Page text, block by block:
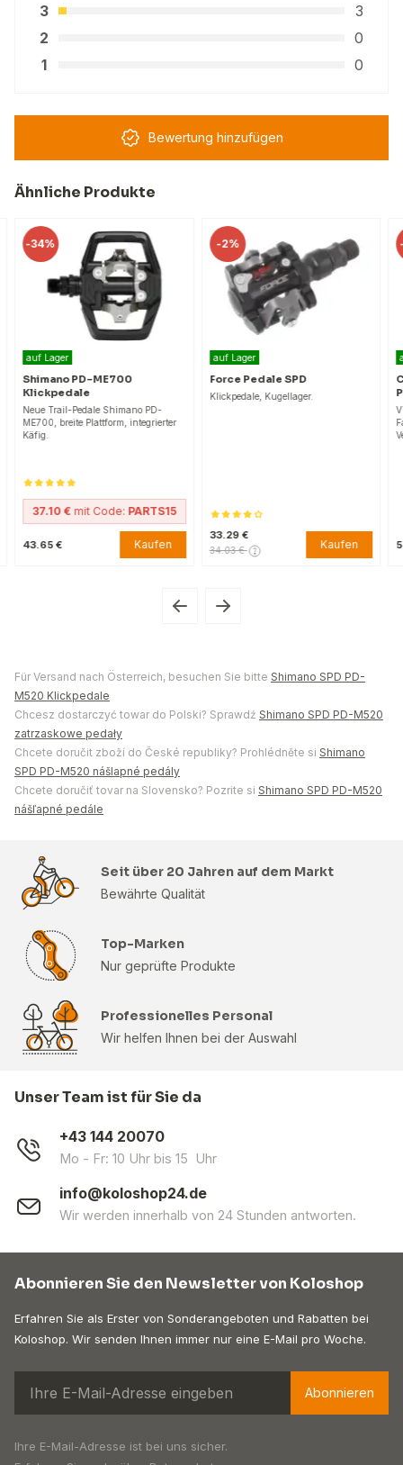
3
3
2
0
1
0
Bewertung hinzufügen
Ähnliche Produkte
-34%
auf Lager
Shimano PD-ME700
Klickpedale
Neue Trail-Pedale Shimano PD-
ME700, breite Plattform, integrierter
Käfig.
37.10 €mit Code: PARTS15
43.65 € Kaufen
-2%
auf Lager
Force Pedale SPD
Klickpedale, Kugellager.
33.29 €
34.03 € Kaufen
Für Versand nach Österreich, besuchen Sie bitte Shimano SPD PD-
M520 Klickpedale
Chcesz dostarczyć towar do Polski? Sprawdź Shimano SPD PD-M520
zatrzaskowe pedały
Chcete doručit zboží do České republiky? Prohlédněte si Shimano
SPD PD-M520 nášlapné pedály
Chcete doručiť tovar na Slovensko? Pozrite si Shimano SPD PD-M520
nášľapné pedále
Seit über 20 Jahren auf dem Markt
Bewährte Qualität
Top-Marken
Nur geprüfte Produkte
Professionelles Personal
Wir helfen Ihnen bei der Auswahl
Unser Team ist für Sie da
+43 144 20070
Mo - Fr: 10 Uhr bis 15 Uhr
info@koloshop24.de
Wir werden innerhalb von 24 Stunden antworten.
Abonnieren Sie den Newsletter von Koloshop
Erfahren Sie als Erster von Sonderangeboten und Rabatten bei
Koloshop. Wir senden Ihnen immer nur eine E-Mail pro Woche.
Abonnieren
Ihre E-Mail-Adresse ist bei uns sicher.